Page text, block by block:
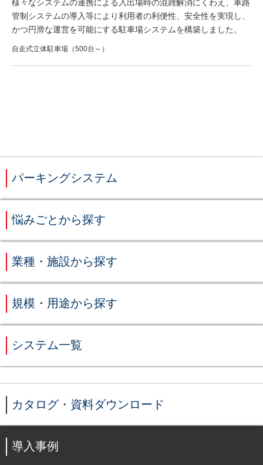
様々なシステムの連携による入出場時の混雑解消にくわえ、車路
管制システムの導入等により利用者の利便性、安全性を実現し、
かつ円滑な運営を可能にする駐車場システムを構築しました。
自走式立体駐車場（500台～）
パーキングシステム
悩みごとから探す
業種・施設から探す
規模・用途から探す
システム一覧
カタログ・資料ダウンロード
導入事例